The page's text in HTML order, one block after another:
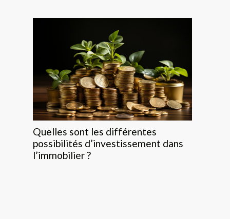
Quelles sont les différentes
possibilités d’investissement dans
l’immobilier ?